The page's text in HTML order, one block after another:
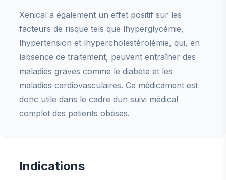
Xenical a également un effet positif sur les
facteurs de risque tels que lhyperglycémie,
lhypertension et lhypercholestérolémie, qui, en
labsence de traitement, peuvent entraîner des
maladies graves comme le diabète et les
maladies cardiovasculaires. Ce médicament est
donc utile dans le cadre dun suivi médical
complet des patients obèses.
Indications